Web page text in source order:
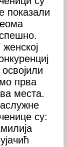
показали
освојили
прва
места.
су: